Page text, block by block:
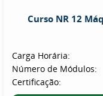
Curso NR 12
Carga Horária:
Número de Módulos:
Certificação: